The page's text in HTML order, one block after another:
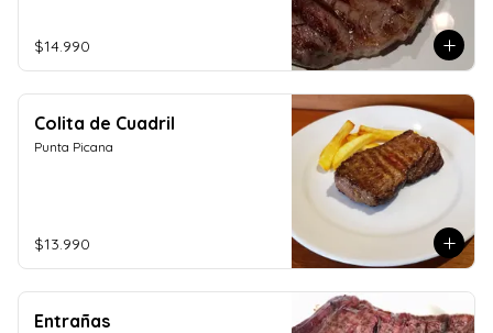
$14.990
Colita de Cuadril
Punta Picana
$13.990
Entrañas